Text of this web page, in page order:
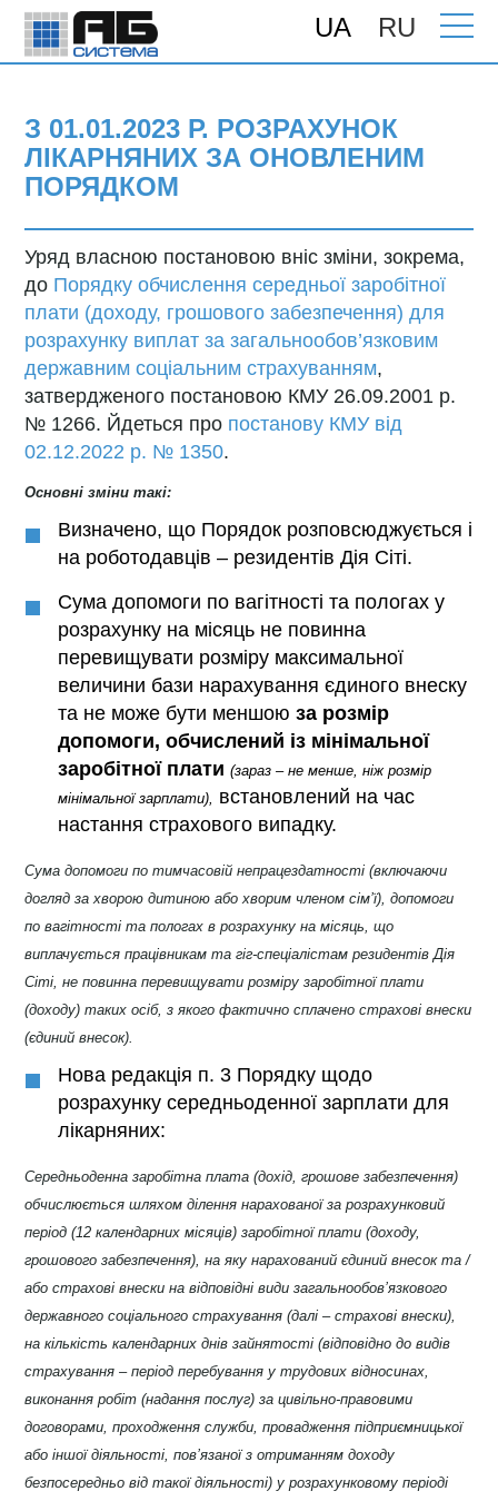
UA RU
Головна>Новини> з 01.01.2023 р.
З 01.01.2023 Р. РОЗРАХУНОК
ЛІКАРНЯНИХ ЗА ОНОВЛЕНИМ
ПОРЯДКОМ
Уряд власною постановою вніс зміни, зокрема,
до Порядку обчислення середньої заробітної
плати (доходу, грошового забезпечення) для
розрахунку виплат за загальнообов’язковим
державним соціальним страхуванням,
затвердженого постановою КМУ 26.09.2001 р.
№ 1266. Йдеться про постанову КМУ від
02.12.2022 р. № 1350.
Основні зміни такі:
Визначено, що Порядок розповсюджується і
на роботодавців – резидентів Дія Сіті.
Сума допомоги по вагітності та пологах у
розрахунку на місяць не повинна
перевищувати розміру максимальної
величини бази нарахування єдиного внеску
та не може бути меншоюза розмір
допомоги, обчислений із мінімальної
заробітної плати (зараз – не менше, ніж розмір
мінімальної зарплати),
встановлений на час
настання страхового випадку.
Сума допомоги по тимчасовій непрацездатності (включаючи
догляд за хворою дитиною або хворим членом сім’ї), допомоги
по вагітності та пологах в розрахунку на місяць, що
виплачується працівникам та гіг-спеціалістам резидентів Дія
Сіті, не повинна перевищувати розміру заробітної плати
(доходу) таких осіб, з якого фактично сплачено страхові внески
(єдиний внесок).
Нова редакція п. 3 Порядку щодо
розрахунку середньоденної зарплати для
лікарняних:
Середньоденна заробітна плата (дохід, грошове забезпечення)
обчислюється шляхом ділення нарахованої за розрахунковий
період (12 календарних місяців) заробітної плати (доходу,
грошового забезпечення), на яку нарахований єдиний внесок та /
або страхові внески на відповідні види загальнообов’язкового
державного соціального страхування (далі – страхові внески),
на кількість календарних днів зайнятості (відповідно до видів
страхування – період перебування у трудових відносинах,
виконання робіт (надання послуг) за цивільно-правовими
договорами, проходження служби, провадження підприємницької
або іншої діяльності, пов’язаної з отриманням доходу
безпосередньо від такої діяльності) у розрахунковому періоді